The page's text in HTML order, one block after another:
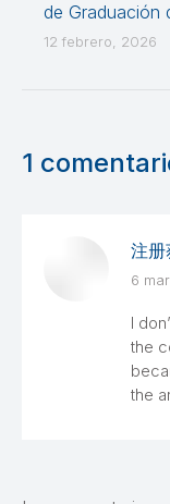
de Graduación
12 febrero, 2026
1
注册
dice:
6
I
the
the